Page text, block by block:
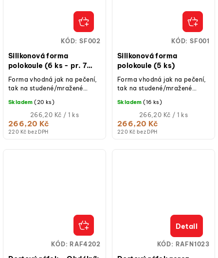
Silikonová forma
polokoule (6 ks - pr. 7
cm)
220 Kč bez DPH
266,20 Kč
Měrná
cena:
266,20 Kč / 1 ks
Skladem (20 ks)
Forma vhodná jak na pečení,
tak na studené/mražené
KÓD: SF002
Silikonová forma
polokoule (5 ks)
220 Kč bez DPH
266,20 Kč
Měrná
cena:
266,20 Kč / 1 ks
Skladem (16 ks)
Forma vhodná jak na pečení,
tak na studené/mražené
KÓD: SF001
KÓD: RAF4202
Detail
KÓD: RAFN1023